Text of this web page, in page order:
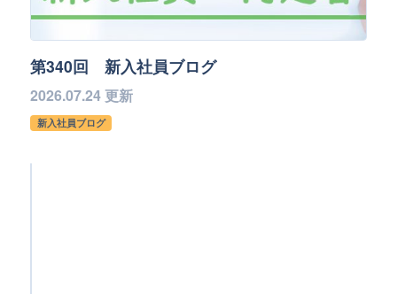
第340回 新入社員ブログ
2026.07.24 更新
新入社員ブログ